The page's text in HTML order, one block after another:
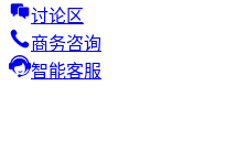
讨论区
商务咨询
智能客服